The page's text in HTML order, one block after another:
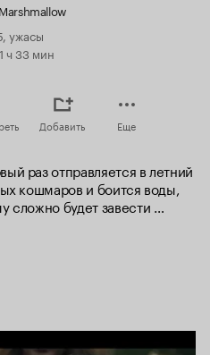
Marshmallow
ужасы
ч 33 мин
Добавить Еще
раз отправляется в летний
кошмаров и боится воды,
сложно будет завести
легко сходится
только его донимает рослый